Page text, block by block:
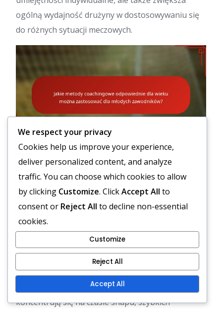
ogólną wydajność drużyny w dostosowywaniu się
do różnych sytuacji meczowych.
Jakie metody
coachingowe
odpowiednie dla wieku
można zastosować dla
młodych zawodników?
Coaching młodych zawodników w formacji shotgun
wymaga metod odpowiednich do wieku, które
koncentrują się na czasie snapu, szybkich
We respect your privacy
Cookies help us improve your experience,
deliver personalized content, and analyze
traffic. You can choose which cookies to allow
by clicking Customize. ClickAccept All to
consent or Reject All to decline non-essential
cookies.
Customize
Reject All
Accept All